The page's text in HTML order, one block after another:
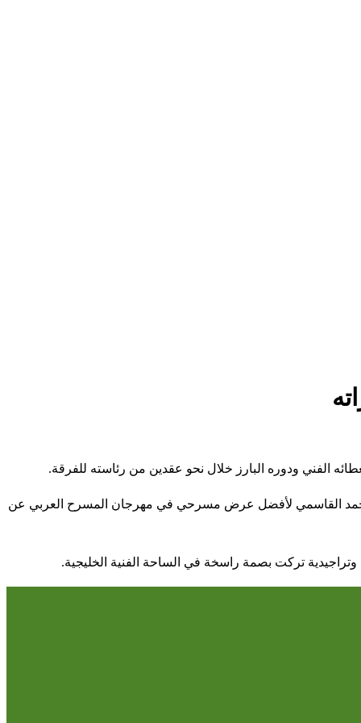
الفني ودوره البارز خلال نحو عقدين من رئاسته للفرقة.
بن محمد القاسمي لأفضل عرض مسرحي في مهرجان المسرح العربي عن
وتراجيدية تركت بصمة راسخة في الساحة الفنية الخليجية.